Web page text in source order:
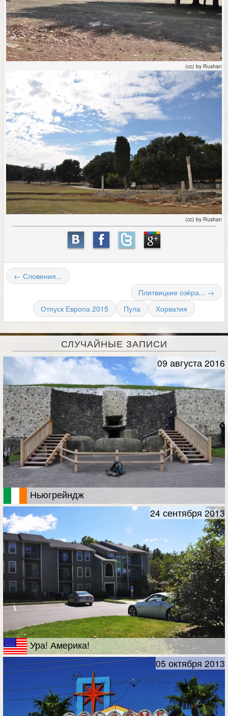
(cc) by Rushan
(cc) by Rushan
← Словения...
Плитвицкие озёра... →
Отпуск Европа 2015
Пула Хорватия
СЛУЧАЙНЫЕ ЗАПИСИ
Ньюгрейндж
09 августа 2016
Ура! Америка!
24 сентября 2013
05 октября 2013